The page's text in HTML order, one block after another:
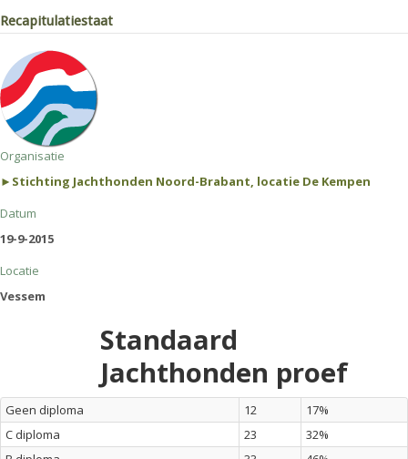
Recapitulatiestaat
Organisatie
►Stichting Jachthonden Noord-Brabant, locatie De Kempen
Datum
19-9-2015
Locatie
Vessem
Standaard
Jachthonden proef
Geen diploma 12
17%
C diploma
23
32%